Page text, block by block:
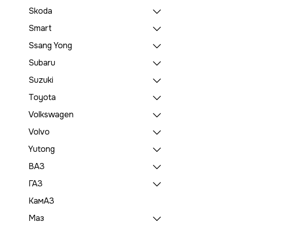
Skoda
Smart
Ssang Yong
Subaru
Suzuki
Toyota
Volkswagen
Volvo
Yutong
ВАЗ
ГАЗ
КамАЗ
Маз